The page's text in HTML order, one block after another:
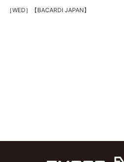
［WED］ 【BACARDI JAPAN】